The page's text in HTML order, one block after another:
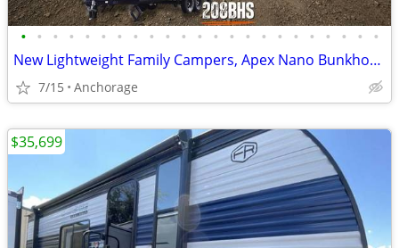
• • • • • • • • • • • • • • • • • • • • • • •
New Lightweight Family Campers, Apex Nano Bunkhouse Trailers
7/15 Anchorage
$35,699